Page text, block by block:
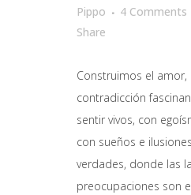
Pippo
4 Comments
Share
Construimos el amor,
contradicción
sentir vivos, con
con sueños e
verdades, donde las
preocupaciones son